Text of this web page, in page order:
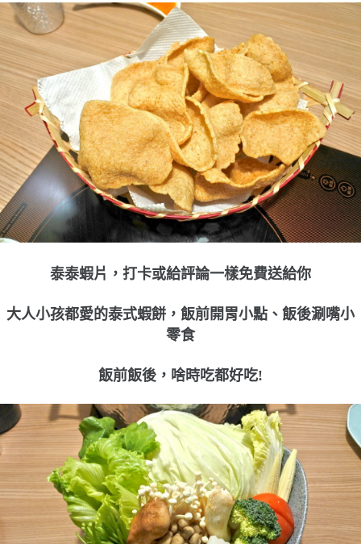
泰泰蝦片，打卡或給評論一樣免費送給你
大人小孩都愛的泰式蝦餅，飯前開胃小點、飯後涮嘴小
零食
飯前飯後，啥時吃都好吃!